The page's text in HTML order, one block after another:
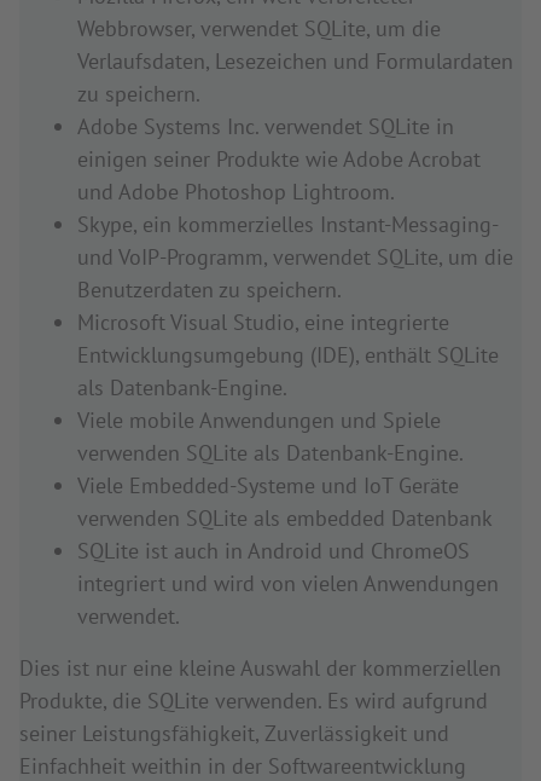
Webbrowser, verwendet SQLite, um die
Verlaufsdaten, Lesezeichen und Formulardaten
zu speichern.
Adobe Systems Inc. verwendet SQLite in
einigen seiner Produkte wie Adobe Acrobat
und Adobe Photoshop Lightroom.
Skype, ein kommerzielles Instant-Messaging-
und VoIP-Programm, verwendet SQLite, um die
Benutzerdaten zu speichern.
Microsoft Visual Studio, eine integrierte
Entwicklungsumgebung (IDE), enthält SQLite
als Datenbank-Engine.
Viele mobile Anwendungen und Spiele
verwenden SQLite als Datenbank-Engine.
Viele Embedded-Systeme und IoT Geräte
verwenden SQLite als embedded Datenbank
SQLite ist auch in Android und ChromeOS
integriert und wird von vielen Anwendungen
verwendet.
Dies ist nur eine kleine Auswahl der kommerziellen
Produkte, die SQLite verwenden. Es wird aufgrund
seiner Leistungsfähigkeit, Zuverlässigkeit und
Einfachheit weithin in der Softwareentwicklung